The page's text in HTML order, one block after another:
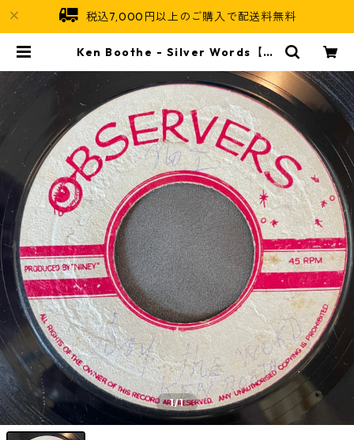
税込7,000円以上のご購入で配送料無料
Ken Boothe - Silver Words【7-
1/1